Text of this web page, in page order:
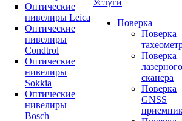
Оптические
нивелиры Leica
Оптические
нивелиры
Condtrol
Оптические
нивелиры
Sokkia
Оптические
нивелиры
Bosch
Услуги
Поверка
Поверка
Поверка
лазерного
сканера
Поверка
GNSS